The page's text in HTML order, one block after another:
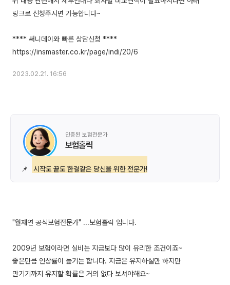
링크로 신청주시면 가능합니다~
**** 써니데이와 빠른 상담신청 ****
2023.02.21. 16:56
인증된 보험전문가
보험홀릭
📌 시작도 끝도 한결같은 당신을 위한 전문가!
"월재연 공식보험전문가" ...보험홀릭 입니다.
2009년 보험이라면 실비는 지금보다 많이 유리한 조건이죠~
좋은만큼 인상률이 높기는 합니다. 지금은 유지하실만 하지만
만기기까지 유지할 확률은 거의 없다 보셔야해요~